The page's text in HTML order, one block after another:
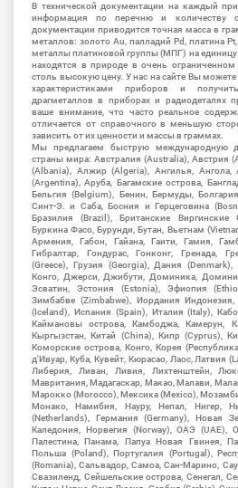
В технической документации на каждый
информация по перечню и количеству
документации приводится точная масса в
металлов: золото Au, палладий Pd, платина
металлы платиновой группы (МПГ) на
находятся в природе в очень
столь высокую цену. У нас на сайте Вы
характеристиками приборов и
драгметаллов в приборах и радиодеталях
ваше внимание, что часто реальное
отличается от справочного в меньшую
зависить от их ценности и массы в граммах.
Мы предлагаем быструю международную
страны мира: Австралия (Australia), Австрия
(Albania), Алжир (Algeria), Ангилья, Ангола,
(Argentina), Аруба, Багамские острова,
Бельгия (Belgium), Бенин, Бермуды,
Синт-Э. и Саба, Босния и Герцеговина
Бразилия (Brazil), Британские Виргинские
Буркина Фасо, Бурунди, Бутан, Вьетнам
Армения, Габон, Гайана, Гаити, Гамия,
Гибралтар, Гондурас, Гонконг, Гренада,
(Greece), Грузия (Georgia), Дания
Конго, Джерси, Джибути, Доминика,
Эсватин, Эстония (Estonia), Эфиопия
Зимбабве (Zimbabwe), Иордания
(Iceland), Испания (Spain), Италия (Italy),
Каймановы острова, Камбоджа, Камерун,
Кыргызстан, Китай (China), Кипр (Cyprus),
Коморские острова, Конго, Корея
д'Ивуар, Куба, Кувейт, Кюрасао, Лаос, Латвия
Либерия, Ливан, Ливия, Лихтенштейн,
Мавритания, Мадагаскар, Макао, Малави,
Марокко (Morocco), Мексика (Mexico),
Монако, Намибия, Науру, Непал, Нигер,
(Netherlands), Германия (Germany), Новая
Каледония, Норвегия (Norway), ОАЭ (UAE),
Палестина, Панама, Папуа Новая Гвинея,
Польша (Poland), Португалия (Portugal),
(Romania), Сальвадор, Самоа, Сан-Марино,
Свазиленд, Сейшельские острова, Сенегал,